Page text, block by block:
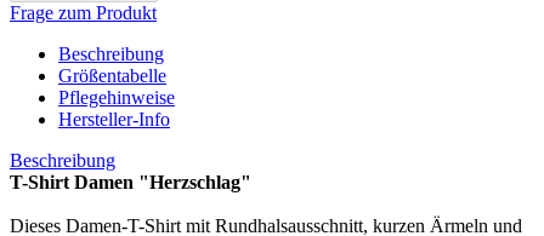
Frage zum Produkt
Beschreibung
Größentabelle
Pflegehinweise
Hersteller-Info
Beschreibung
T-Shirt Damen "Herzschlag"
Dieses Damen-T-Shirt mit Rundhalsausschnitt, kurzen Ärmeln und